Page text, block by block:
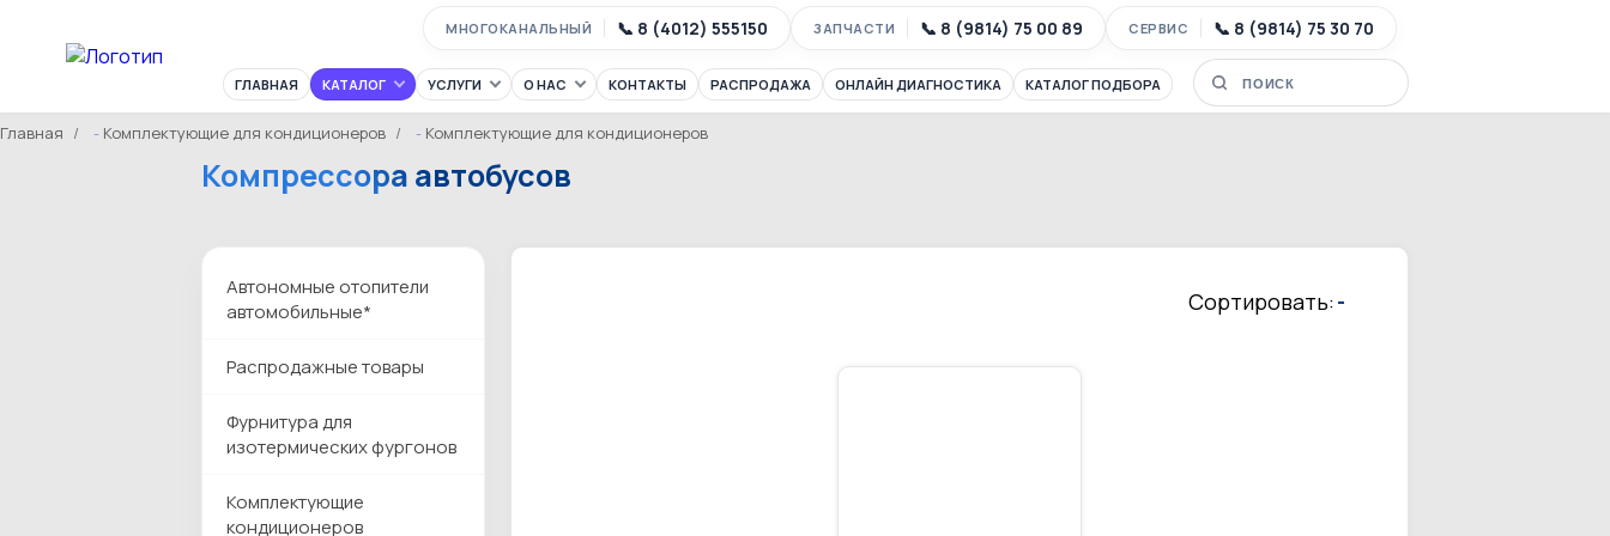
МНОГОКАНАЛЬНЫЙ 📞 8 (4012) 555150 ЗАПЧАСТИ 📞 8 (9814) 75 00 89 СЕРВИС 📞 8 (9814) 75 30 70
ГЛАВНАЯ КАТАЛОГ УСЛУГИ О НАС КОНТАКТЫ РАСПРОДАЖА ОНЛАЙН ДИАГНОСТИКА КАТАЛОГ ПОДБОРА
Главная Комплектующие для кондиционеров Комплектующие для кондиционеров
Компрессора автобусов
Автономные отопители
автомобильные*
Распродажные товары
Фурнитура для
изотермических фургонов
Комплектующие
кондиционеров
Сортировать:-